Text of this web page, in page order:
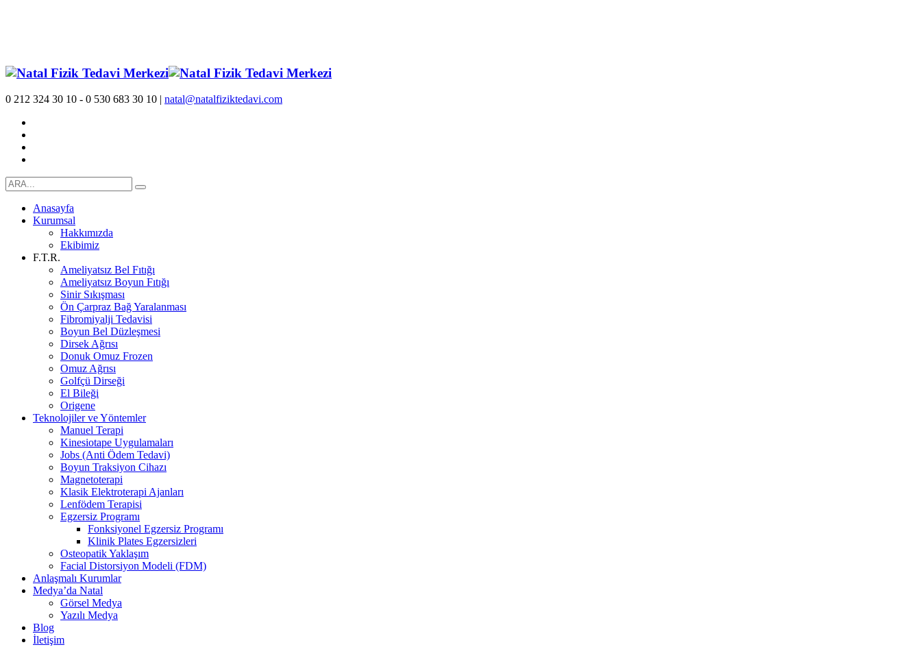
0 212 324 30 10 - 0 530 683 30 10 | natal@natalfiziktedavi.com
Anasayfa
Kurumsal
Hakkımızda
Ekibimiz
F.T.R.
Ameliyatsız Bel Fıtığı
Ameliyatsız Boyun Fıtığı
Sinir Sıkışması
Ön Çarpraz Bağ Yaralanması
Fibromiyalji Tedavisi
Boyun Bel Düzleşmesi
Dirsek Ağrısı
Donuk Omuz Frozen
Omuz Ağrısı
Golfçü Dirseği
El Bileği
Origene
Teknolojiler ve Yöntemler
Manuel Terapi
Kinesiotape Uygulamaları
Jobs (Anti Ödem Tedavi)
Boyun Traksiyon Cihazı
Magnetoterapi
Klasik Elektroterapi Ajanları
Lenfödem Terapisi
Egzersiz Programı
Fonksiyonel Egzersiz Programı
Klinik Plates Egzersizleri
Osteopatik Yaklaşım
Facial Distorsiyon Modeli (FDM)
Anlaşmalı Kurumlar
Medya’da Natal
Görsel Medya
Yazılı Medya
Blog
İletişim